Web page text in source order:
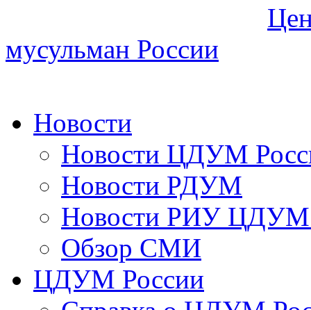
мусульман России
Новости
Новости ЦДУМ
Новости РДУМ
Новости РИУ ЦДУМ
Обзор СМИ
ЦДУМ России